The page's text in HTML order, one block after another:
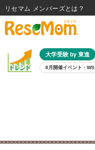
大学受験 by 東進
8月開催イベント・WS
リセマム メンバーズ